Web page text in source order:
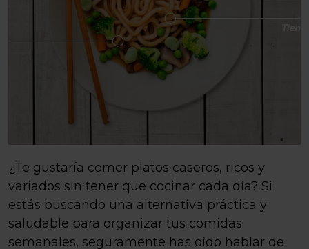
¿Te gustaría comer platos caseros, ricos y
variados sin tener que cocinar cada día? Si
estás buscando una alternativa práctica y
saludable para organizar tus comidas
semanales, seguramente has oído hablar de